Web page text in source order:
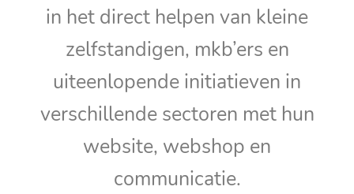
in het direct helpen van kleine
zelfstandigen, mkb’ers en
uiteenlopende initiatieven in
verschillende sectoren met hun
website, webshop en
communicatie.